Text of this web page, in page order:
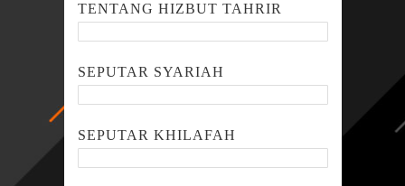
TENTANG HIZBUT TAHRIR
SEPUTAR SYARIAH
SEPUTAR KHILAFAH